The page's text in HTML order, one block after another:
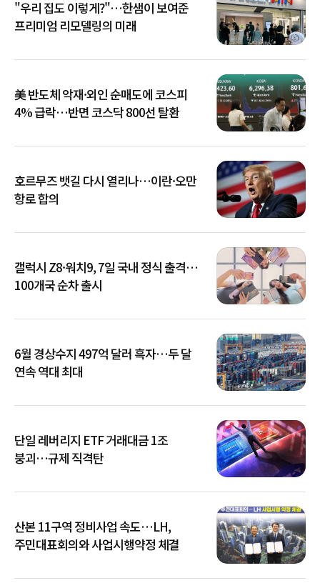
"우리 집도 이렇게?"…한샘이 보여준
프리미엄 리모델링의 미래
美 반도체 악재·외인 순매도에 코스피
4% 급락…반면 코스닥 800선 탈환
호르무즈 뱃길 다시 열리나…이란·오만
항로 합의
갤럭시 Z8·워치9, 7일 국내 정식 출격…
100개국 순차 출시
6월 경상수지 497억 달러 흑자…두 달
연속 역대 최대
단일 레버리지 ETF 거래대금 1조
붕괴…규제 직격탄
산본 11구역 정비사업 속도…LH,
주민대표회의와 사업시행약정 체결